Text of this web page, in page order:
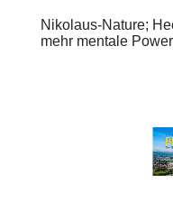
Nikolaus-Nature;
mehr mentale